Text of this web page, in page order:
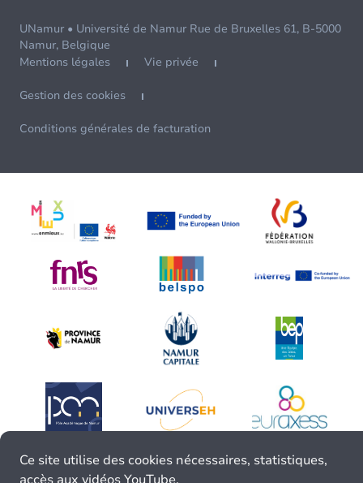
UNamur • Université de Namur Rue de Bruxelles 61, B-5000
Namur, Belgique
Mentions légales
Vie privée
Gestion des cookies
Conditions générales de facturation
Ce site utilise des cookies nécessaires, statistiques,